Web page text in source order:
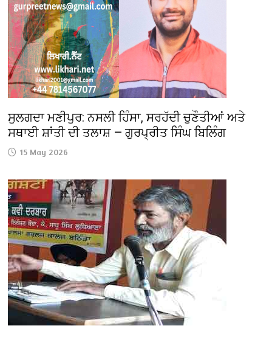
ਸੁਲਗਦਾ ਮਣੀਪੁਰ: ਨਸਲੀ ਹਿੰਸਾ, ਸਰਹੱਦੀ ਚੁਣੌਤੀਆਂ ਅਤੇ
ਸਥਾਈ ਸ਼ਾਂਤੀ ਦੀ ਤਲਾਸ਼ — ਗੁਰਪ੍ਰੀਤ ਸਿੰਘ ਬਿਲਿੰਗ
15 May 2026